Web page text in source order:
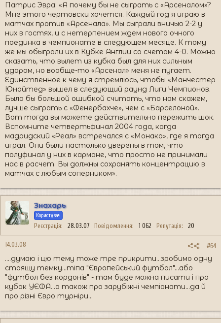
Патрис Эвра: «А почему бы не сыграть с «Арсеналом»?
Мне этого чертовски хочется. Каждый год я играю в
матчах против «Арсенала». Мы сыграли вничью 2-2 у
них в гостях, и с нетерпением ждем нового очного
поединка в чемпионате в следующем месяце. К тому
же мы обыграли их в Кубке Англии со счетом 4-0. Можно
сказать, что вылет из кубка был для них сильным
ударом, но вообще-то «Арсенал» меня не пугает.
Единственное к чему я стремлюсь, чтобы «Манчестер
Юнайтед» вышел в следующий раунд Лиги Чемпионов.
Было бы большой ошибкой считать, что нам скажем,
лучше сыграть с «Фенербахче», чем с «Барселоной».
Вот тогда вы можете действительно пережить шок.
Вспомните четвертьфинал 2004 года, когда
мадридский «Реал» встречался с «Монако», где я тогда
играл. Они были настолько уверены в том, что
полуфинал у них в кармане, что просто не принимали
нас в расчет. Вы должны сохранять концентрацию в
матчах с любым соперником».
Знахарь
Користувач
Реєстрація 28.03.07 Повідомлення 1 062 Репутація 20
14.03.08 #64
....думаю і цю тему тоже тре прикрити...зробимо одну
стоящу темку...тіпа "Європейський футбол"...або
"футбол без кордонів" - там буде можна писати і про
кубок УЄФА...а також про зарубіжні чемпіонати...да й
про різні Євро турніри...